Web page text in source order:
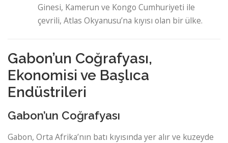
Ginesi, Kamerun ve Kongo Cumhuriyeti ile
çevrili, Atlas Okyanusu’na kıyısı olan bir ülke.
Gabon’un Coğrafyası,
Ekonomisi ve Başlıca
Endüstrileri
Gabon’un Coğrafyası
Gabon, Orta Afrika’nın batı kıyısında yer alır ve kuzeyde